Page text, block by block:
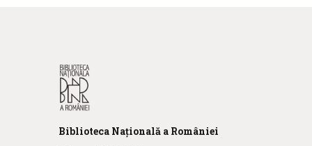
Biblioteca Națională a României